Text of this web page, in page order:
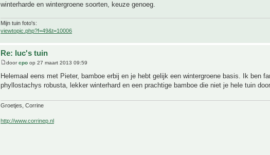
winterharde en wintergroene soorten, keuze genoeg.
Mijn tuin foto's:
viewtopic.php?f=49&t=10006
Re: luc's tuin
doorcpo op 27 maart 2013 09:59
Helemaal eens met Pieter, bamboe erbij en je hebt gelijk een wintergroene basis. Ik ben
phyllostachys robusta, lekker winterhard en een prachtige bamboe die niet je hele tuin
Groetjes, Corrine
http://www.corrinep.nl